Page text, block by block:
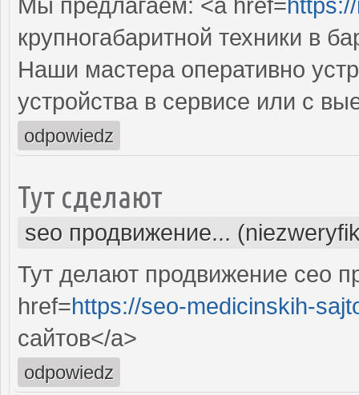
Мы предлагаем: <a href=
крупногабаритной техники в
Наши мастера оперативно
устройства в сервисе или с
odpowiedz
Тут сделают
seo продвижение...
Тут делают продвижение сео
href=https://seo-medicinskih-
сайтов</a>
odpowiedz